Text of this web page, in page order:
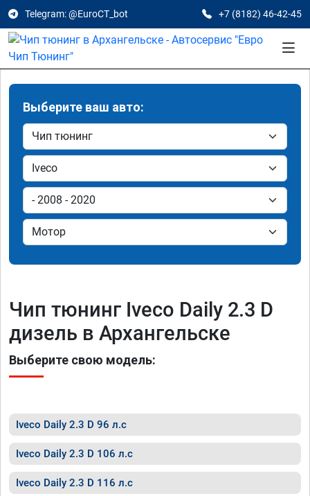
Telegram: @EuroCT_bot +7 (8182) 46-42-45
Выберите ваш авто:
Чип тюнинг Iveco Daily 2.3 D
дизель в Архангельске
Выберите свою модель:
Iveco Daily 2.3 D 96 л.с
Iveco Daily 2.3 D 106 л.с
Iveco Daily 2.3 D 116 л.с